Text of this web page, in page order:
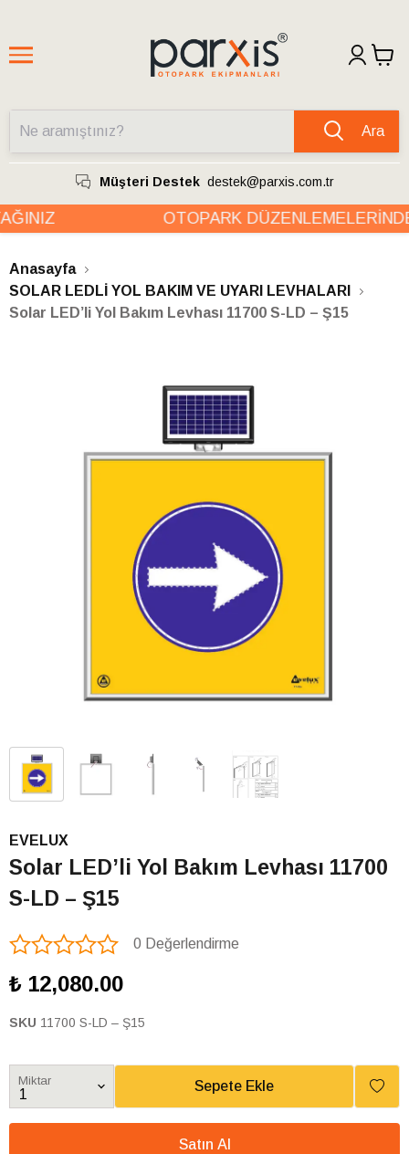
Ara
Müşteri Destek destek@parxis.com.tr
OTOPARK
Anasayfa
SOLAR LEDLİ YOL BAKIM VE UYARI LEVHALARI
Solar LED’li Yol Bakım Levhası 11700 S-LD – Ş15
EVELUX
Solar LED’li Yol Bakım Levhası 11700
S-LD – Ş15
0 Değerlendirme
₺ 12,080.00
SKU 11700 S-LD – Ş15
Miktar Sepete Ekle
Satın Al